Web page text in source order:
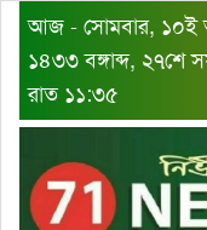
আজ - সোমবার, ১০ই
১৪৩৩ বঙ্গাব্দ, ২৭শে
রাত ১১:৩৫